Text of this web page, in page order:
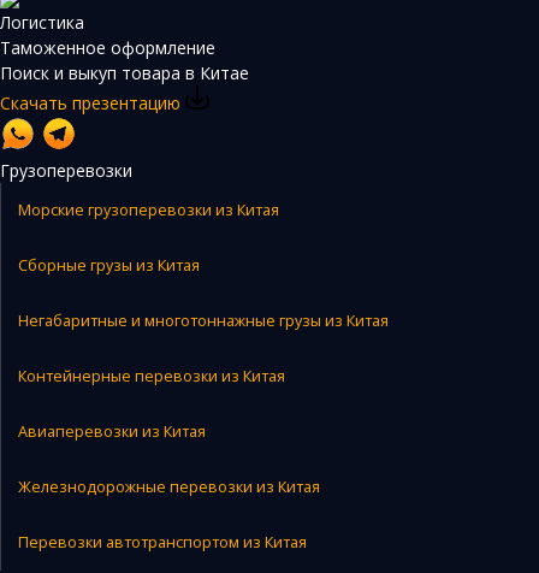
Логистика
Таможенное оформление
Поиск и выкуп товара в Китае
Скачать презентацию
Грузоперевозки
Морские грузоперевозки из Китая
Сборные грузы из Китая
Негабаритные и многотоннажные грузы из Китая
Контейнерные перевозки из Китая
Авиаперевозки из Китая
Железнодорожные перевозки из Китая
Перевозки автотранспортом из Китая